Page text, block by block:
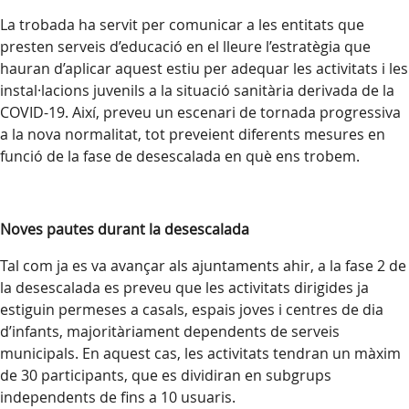
La trobada ha servit per comunicar a les entitats que
presten serveis d’educació en el lleure l’estratègia que
hauran d’aplicar aquest estiu per adequar les activitats i les
instal·lacions juvenils a la situació sanitària derivada de la
COVID-19. Així, preveu un escenari de tornada progressiva
a la nova normalitat, tot preveient diferents mesures en
funció de la fase de desescalada en què ens trobem.
Noves pautes durant la desescalada
Tal com ja es va avançar als ajuntaments ahir, a la fase 2 de
la desescalada es preveu que les activitats dirigides ja
estiguin permeses a casals, espais joves i centres de dia
d’infants, majoritàriament dependents de serveis
municipals. En aquest cas, les activitats tendran un màxim
de 30 participants, que es dividiran en subgrups
independents de fins a 10 usuaris.